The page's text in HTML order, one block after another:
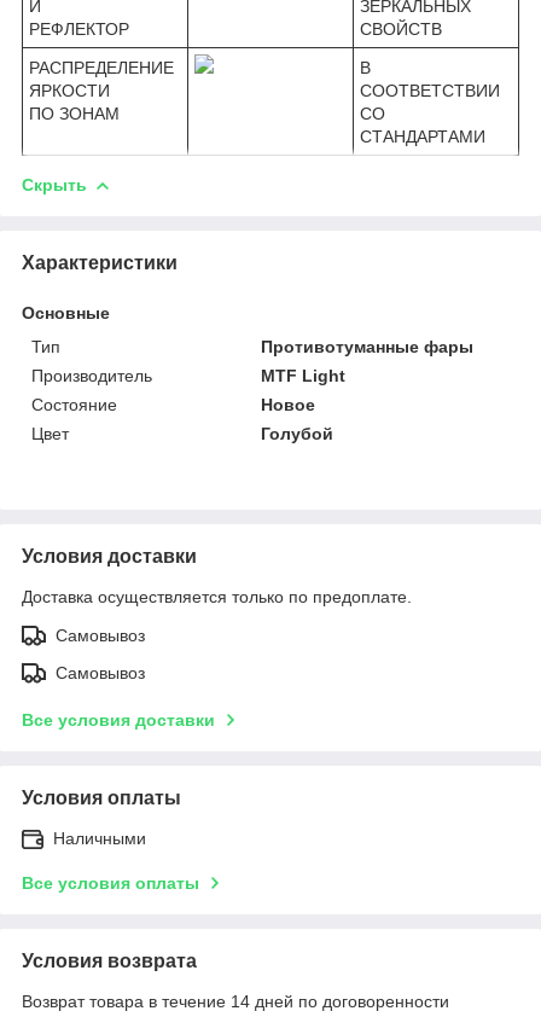
Й
РЕФЛЕКТОР
ЗЕРКАЛЬНЫХ
СВОЙСТВ
РАСПРЕДЕЛЕНИЕ
ЯРКОСТИ
ПО ЗОНАМ
В
СООТВЕТСТВИИ
СО
СТАНДАРТАМИ
Скрыть
Характеристики
Основные
Тип
Противотуманные фары
Производитель
MTF Light
Состояние
Новое
Цвет
Голубой
Условия доставки
Доставка осуществляется только по предоплате.
Самовывоз
Самовывоз
Все условия доставки
Условия оплаты
Наличными
Все условия оплаты
Условия возврата
Возврат товара в течение 14 дней по договоренности